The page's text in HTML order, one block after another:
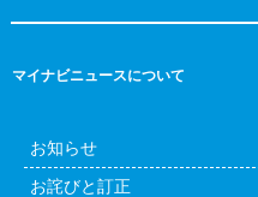
マイナビニュースについて
お知らせ
お詫びと訂正